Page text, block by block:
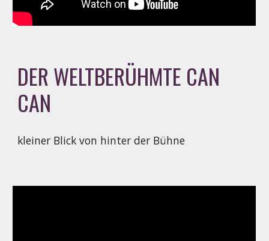
DER WELTBERÜHMTE CAN
CAN
kleiner Blick von hinter der Bühne